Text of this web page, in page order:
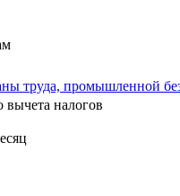
труда, промышленной
вычета налогов